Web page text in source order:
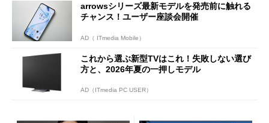
arrowsシリーズ最新モデルを発売前に触れる
チャンス！ユーザー座談会開催
AD（ ITmedia Mobile）
これから選ぶ新型TVはこれ！失敗しない選び
方と、2026年夏の一押しモデル
AD（ITmedia PC USER）